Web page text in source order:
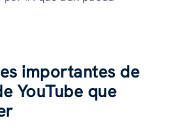
importantes de
YouTube que